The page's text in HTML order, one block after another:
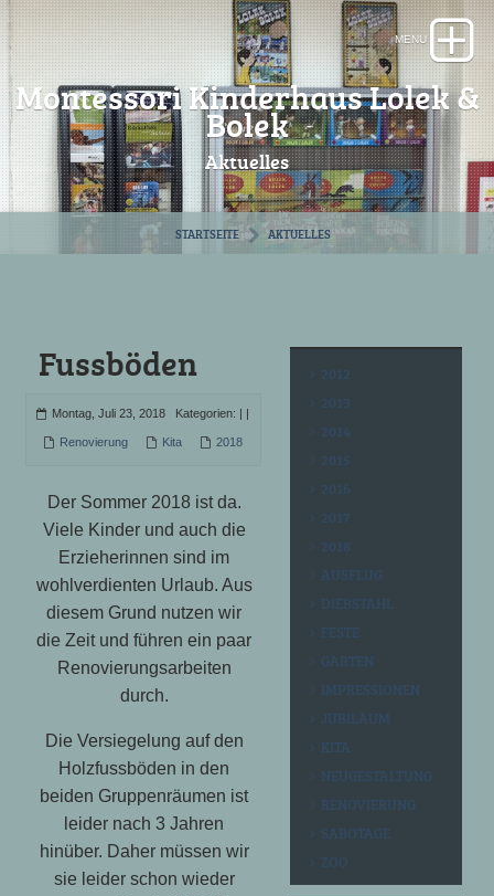
Montessori Kinderhaus Lolek &
Bolek
Aktuelles
STARTSEITE AKTUELLES
Fussböden
Montag, Juli 23, 2018 Kategorien:
2018
Kita
Renovierung
Der Sommer 2018 ist da.
Viele Kinder und auch die
Erzieherinnen sind im
wohlverdienten Urlaub. Aus
diesem Grund nutzen wir
die Zeit und führen ein paar
Renovierungsarbeiten
durch.
Die Versiegelung auf den
Holzfussböden in den
beiden Gruppenräumen ist
leider nach 3 Jahren
hinüber. Daher müssen wir
sie leider schon wieder
2012
2013
2014
2015
2016
2017
2018
AUSFLUG
DIEBSTAHL
FESTE
GARTEN
IMPRESSIONEN
JUBILÄUM
KITA
NEUGESTALTUNG
RENOVIERUNG
SABOTAGE
ZOO